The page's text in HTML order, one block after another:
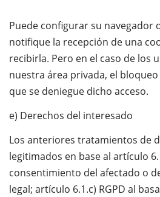
Puede configurar su navegador
notifique la recepción de una
recibirla. Pero en el caso de los
nuestra área privada, el
que se deniegue dicho acceso.
e) Derechos del interesado
Los anteriores tratamientos de
legitimados en base al artículo
consentimiento del afectado o
legal; artículo 6.1.c) RGPD al